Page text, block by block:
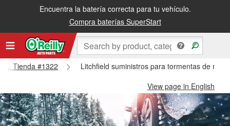
Encuentra la batería correcta para tu vehículo.
Compra baterías SuperStart
Tienda #1322
Litchfield suministros para tormentas de
View page in English